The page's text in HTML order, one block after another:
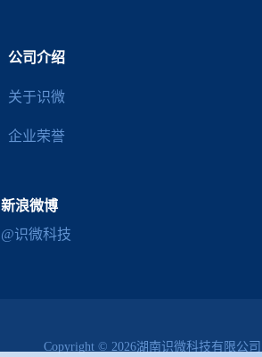
公司介绍
关于识微
企业荣誉
新浪微博
@识微科技
Copyright © 2026湖南识微科技有限公司